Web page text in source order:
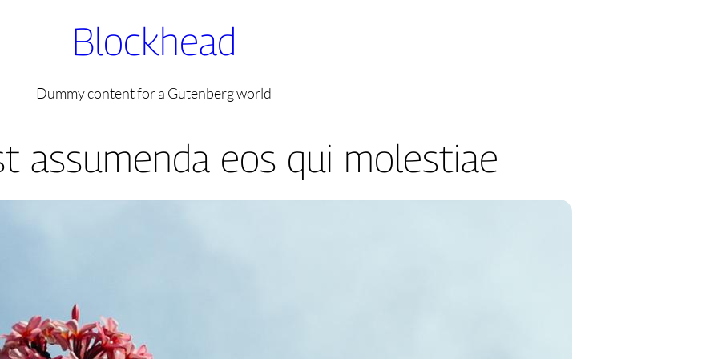
Blockhead
Dummy content for a Gutenberg world
assumenda eos qui molestiae